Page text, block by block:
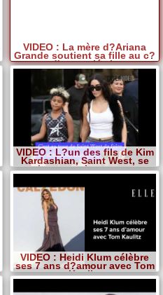
VIDEO : La mère d?Ariana
Grande soutient sa fille au c?
ur d'une polémique
VIDEO : L?un des fils de Kim
Kardashian, Saint West, se
lance sur Instagram
VIDEO : Heidi Klum célèbre
ses 7 ans d?amour avec Tom
Kaulitz